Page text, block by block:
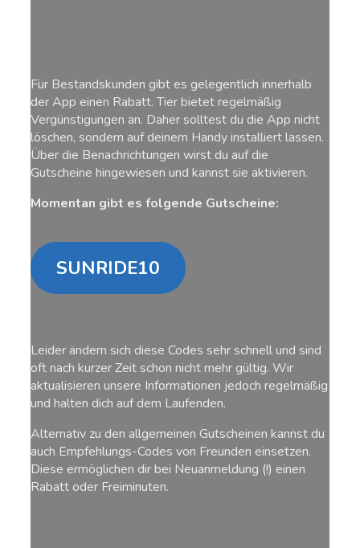
Für Bestandskunden gibt es gelegentlich innerhalb
der App einen Rabatt. Tier bietet regelmäßig
Vergünstigungen an. Daher solltest du die App nicht
löschen, sondern auf deinem Handy installiert lassen.
Über die Benachrichtungen wirst du auf die
Gutscheine hingewiesen und kannst sie aktivieren.
Momentan gibt es folgende Gutscheine:
SUNRIDE10
Leider ändern sich diese Codes sehr schnell und sind
oft nach kurzer Zeit schon nicht mehr gültig. Wir
aktualisieren unsere Informationen jedoch regelmäßig
und halten dich auf dem Laufenden.
Alternativ zu den allgemeinen Gutscheinen kannst du
auch Empfehlungs-Codes von Freunden einsetzen.
Diese ermöglichen dir bei Neuanmeldung (!) einen
Rabatt oder Freiminuten.